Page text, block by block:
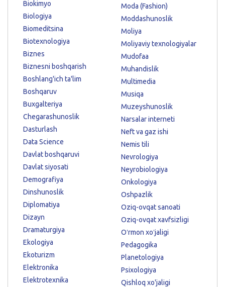
Biokimyo
Biologiya
Biomeditsina
Biotexnologiya
Biznes
Biznesni boshqarish
Boshlang'ich ta'lim
Boshqaruv
Buxgalteriya
Chegarashunoslik
Dasturlash
Data Science
Davlat boshqaruvi
Davlat siyosati
Demografiya
Dinshunoslik
Diplomatiya
Dizayn
Dramaturgiya
Ekologiya
Ekoturizm
Elektronika
Elektrotexnika
Moda (Fashion)
Moddashunoslik
Moliya
Moliyaviy texnologiyalar
Mudofaa
Muhandislik
Multimedia
Musiqa
Muzeyshunoslik
Narsalar interneti
Neft va gaz ishi
Nemis tili
Nevrologiya
Neyrobiologiya
Onkologiya
Oshpazlik
Oziq-ovqat sanoati
Oziq-ovqat xavfsizligi
Oʻrmon xoʻjaligi
Pedagogika
Planetologiya
Psixologiya
Qishloq xo'jaligi